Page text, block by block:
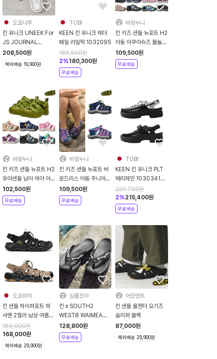
도쿄나무
킨 유니크 UNEEK For
JS JOURNAL
STANDARD 별주
208,500원
해외배송 19,900원
TOBI
KEEN 킨 유니크 레더
페일 라일락 1032095
185,600원
2%180,300원
무료배송
바잉누나
킨 키즈 샌들 뉴포트 H2
아동 아쿠아슈즈 물놀이
신발 어린이 주니어 스
포츠샌들 여름신발
109,500원
무료배송
바잉누나
킨 키즈 샌들 뉴포트 H2
유아샌들 남아 여아 아
쿠아슈즈 물놀이신발 여
름신발
102,500원
무료배송
바잉누나
킨 키즈 샌들 뉴포트 바
운드리스 아동 주니어
아쿠아슈즈 물놀이신발
어린이샌들 여름신발
109,500원
무료배송
TOBI
KEEN 킨 유니크 PLT
메리제인 1030341
1032210
220,700원
2%215,400원
무료배송
도쿄와이
킨 샌들 하이퍼포트 피
셔맨 2컬러 남성 여름
신발
169,000원
168,000원
해외배송 29,900원
심플조이
킨 x SOUTH2
WEST8 WAIMEA
H2 남성 쪼리 슬리퍼
128,800원
무료배송
어모먼트
킨 샌들 올젠더 요기즈
슬리퍼 블랙
87,000원
해외배송 29,900원